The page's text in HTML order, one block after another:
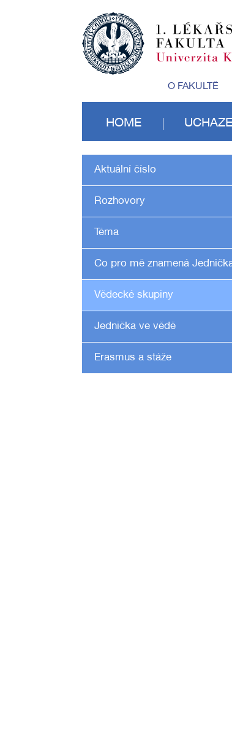
O FAKULTĚ
HOME
Aktuální číslo
Rozhovory
Téma
Co pro mě znamená
Vědecké skupiny
Jednička ve vědě
Erasmus a stáže